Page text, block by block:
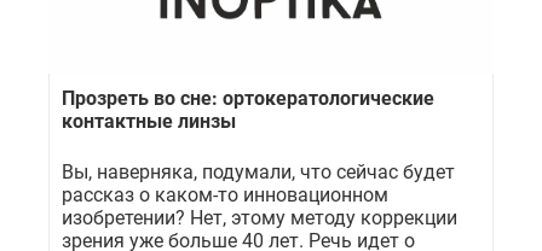
Прозреть во сне: ортокератологические
контактные линзы
Вы, наверняка, подумали, что сейчас будет
рассказ о каком-то инновационном
изобретении? Нет, этому методу коррекции
зрения уже больше 40 лет. Речь идет о